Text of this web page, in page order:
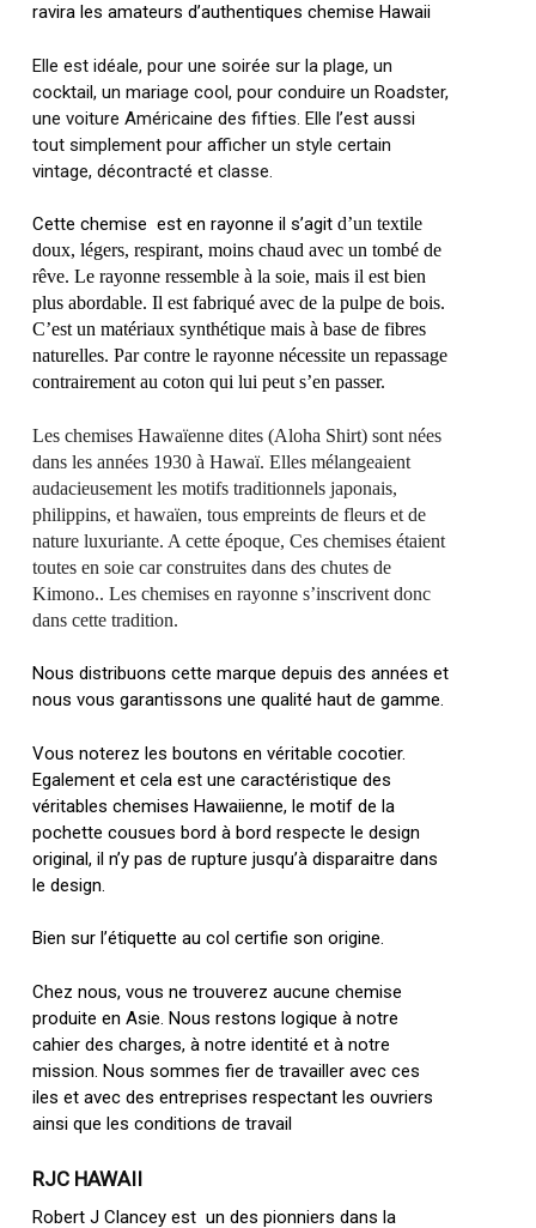
ravira les amateurs d’authentiques chemise Hawaii
Elle est idéale, pour une soirée sur la plage, un
cocktail, un mariage cool, pour conduire un Roadster,
une voiture Américaine des fifties. Elle l’est aussi
tout simplement pour afficher un style certain
vintage, décontracté et classe.
Cette chemise est en rayonne il s’agitd’un textile
doux, légers, respirant, moins chaud avec un tombé de
rêve. Le rayonne ressemble à la soie, mais il est bien
plus abordable. Il est fabriqué avec de la pulpe de bois.
C’est un matériaux synthétique mais à base de fibres
naturelles. Par contre le rayonne nécessite un repassage
contrairement au coton qui lui peut s’en passer.
Les chemises Hawaïenne dites (Aloha Shirt) sont nées
dans les années 1930 à Hawaï. Elles mélangeaient
audacieusement les motifs traditionnels japonais,
philippins, et hawaïen, tous empreints de fleurs et de
nature luxuriante. A cette époque, Ces chemises étaient
toutes en soie car construites dans des chutes de
Kimono.. Les chemises en rayonne s’inscrivent donc
dans cette tradition.
Nous distribuons cette marque depuis des années et
nous vous garantissons une qualité haut de gamme.
Vous noterez les boutons en véritable cocotier.
Egalement et cela est une caractéristique des
véritables chemises Hawaiienne, le motif de la
pochette cousues bord à bord respecte le design
original, il n’y pas de rupture jusqu’à disparaitre dans
le design.
Bien sur l’étiquette au col certifie son origine.
Chez nous, vous ne trouverez aucune chemise
produite en Asie. Nous restons logique à notre
cahier des charges, à notre identité et à notre
mission. Nous sommes fier de travailler avec ces
iles et avec des entreprises respectant les ouvriers
ainsi que les conditions de travail
RJC HAWAII
Robert J Clancey est un des pionniers dans la